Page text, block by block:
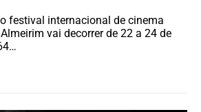
festival internacional de cinema
vai decorrer de 22 a 24 de